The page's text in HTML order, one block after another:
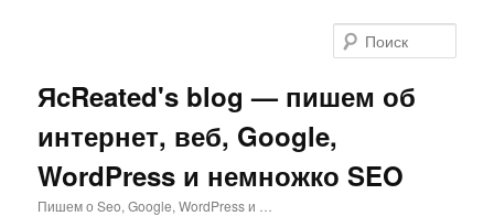
ЯcReated's blog — пишем об
интернет, веб, Google,
WordPress и немножко SEO
Пишем о Seo, Google, WordPress и …